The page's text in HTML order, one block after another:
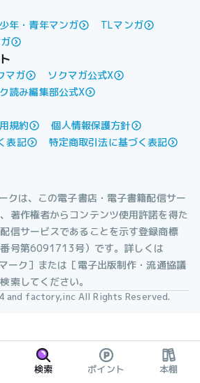
少年・青年マンガ
TLマンガ
マガ
ソクマガ公式X
読み編集部公式X
規約
個人情報保護方針
表記
特定商取引法に基づく表記
クは、この電子書店・電子書籍配信サー
著作権者からコンテンツ使用許諾を得た
信サービスであることを示す登録商標
番号第6091713号）です。詳しくは
マーク］または［電子出版制作・流通協議
索してください。
and factory,inc All Rights Reserved.
検索 ポイント 本棚